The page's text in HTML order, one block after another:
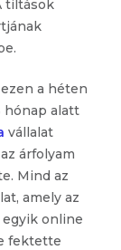
tiltások
a héten
hónap alatt
vállalat
árfolyam
Mind az
amely az
online
fektette